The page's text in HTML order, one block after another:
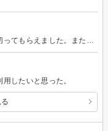
したいと思った。